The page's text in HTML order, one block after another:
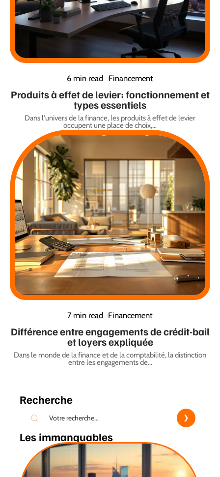
6 min read Financement
Produits à effet de levier: fonctionnement et
types essentiels
Dans l'univers de la finance, les produits à effet de levier
occupent une place de choix,…
7 min read Financement
Différence entre engagements de crédit-bail
et loyers expliquée
Dans le monde de la finance et de la comptabilité, la distinction
entre les engagements de…
Recherche
Les immanquables